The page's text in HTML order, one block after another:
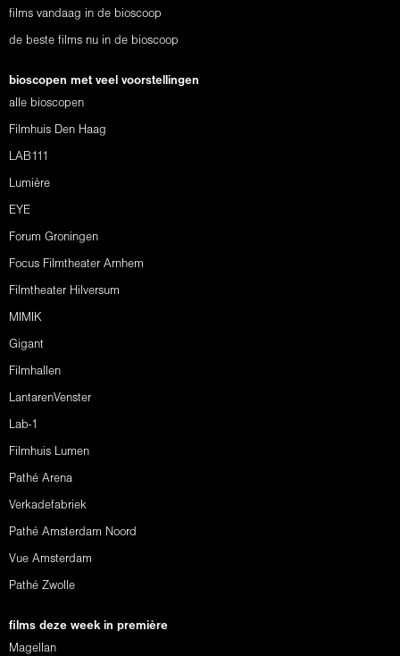
films vandaag in de bioscoop
de beste films nu in de bioscoop
bioscopen met veel voorstellingen
alle bioscopen
Filmhuis Den Haag
LAB111
Lumière
EYE
Forum Groningen
Focus Filmtheater Arnhem
Filmtheater Hilversum
MIMIK
Gigant
Filmhallen
LantarenVenster
Lab-1
Filmhuis Lumen
Pathé Arena
Verkadefabriek
Pathé Amsterdam Noord
Vue Amsterdam
Pathé Zwolle
films deze week in première
Magellan